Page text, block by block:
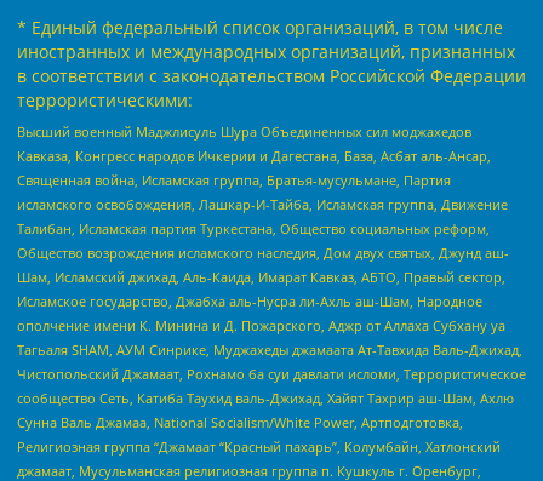
* Единый федеральный список организаций, в том числе
иностранных и международных организаций, признанных
в соответствии с законодательством Российской Федерации
террористическими:
Высший военный Маджлисуль Шура Объединенных сил моджахедов
Кавказа, Конгресс народов Ичкерии и Дагестана, База, Асбат аль-Ансар,
Священная война, Исламская группа, Братья-мусульмане, Партия
исламского освобождения, Лашкар-И-Тайба, Исламская группа, Движение
Талибан, Исламская партия Туркестана, Общество социальных реформ,
Общество возрождения исламского наследия, Дом двух святых, Джунд аш-
Шам, Исламский джихад, Аль-Каида, Имарат Кавказ, АБТО, Правый сектор,
Исламское государство, Джабха аль-Нусра ли-Ахль аш-Шам, Народное
ополчение имени К. Минина и Д. Пожарского, Аджр от Аллаха Субхану уа
Тагьаля SHAM, АУМ Синрике, Муджахеды джамаата Ат-Тавхида Валь-Джихад,
Чистопольский Джамаат, Рохнамо ба суи давлати исломи, Террористическое
сообщество Сеть, Катиба Таухид валь-Джихад, Хайят Тахрир аш-Шам, Ахлю
Сунна Валь Джамаа, National Socialism/White Power, Артподготовка,
Религиозная группа “Джамаат “Красный пахарь”, Колумбайн, Хатлонский
джамаат, Мусульманская религиозная группа п. Кушкуль г. Оренбург,